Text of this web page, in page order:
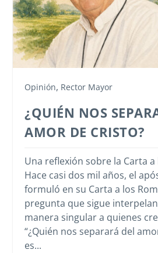
Opinión, Rector Mayor
¿QUIÉN NOS
AMOR DE CRISTO?
Una reflexión sobre la Carta
Hace casi dos mil años, el
formuló en su Carta a los
pregunta que sigue
manera singular a quienes
“¿Quién nos separará del
es...